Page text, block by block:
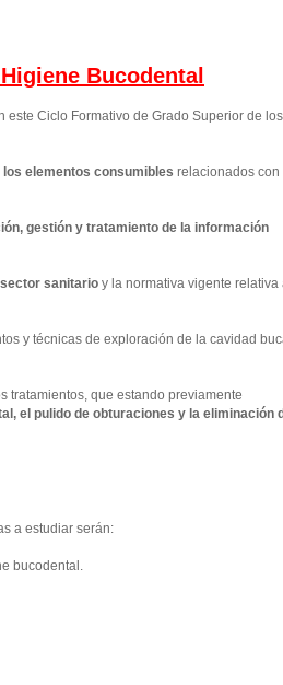
Bucodental
Ciclo Formativo de Grado Superior de los
elementos consumibles relacionados con
gestión y tratamiento de la información
sanitario y la normativa vigente relativa
y técnicas de exploración de la cavidad
tratamientos, que estando previamente
el pulido de obturaciones y la eliminación
a estudiar serán:
bucodental.